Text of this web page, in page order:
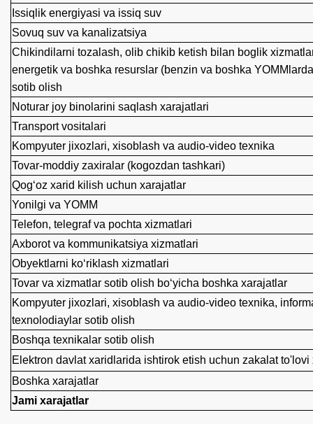
Issiqlik energiyasi va issiq suv
Sovuq suv va kanalizatsiya
Chikindilarni tozalash, olib chikib ketish bilan boglik
energetik va boshka resurslar (benzin va boshka
sotib olish
Noturar joy binolarini saqlash xarajatlari
Transport vositalari
Kompyuter jixozlari, xisoblash va audio-video texnika
Tovar-moddiy zaxiralar (kogozdan tashkari)
Qog‘oz xarid kilish uchun xarajatlar
Yonilgi va YOMM
Telefon, telegraf va pochta xizmatlari
Axborot va kommunikatsiya xizmatlari
Obyektlarni ko‘riklash xizmatlari
Tovar va xizmatlar sotib olish bo‘yicha boshka xarajatlar
Kompyuter jixozlari, xisoblash va audio-video texnika,
texnolodiaylar sotib olish
Boshqa texnikalar sotib olish
Elektron davlat xaridlarida ishtirok etish uchun zakalat
Boshka xarajatlar
Jami xarajatlar